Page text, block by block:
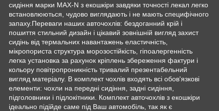
сидіння марки MAX-N з екошкіри завдяки точності лекал легко
встановлюються, чудово виглядають і не мають специфічного
запаху.Переваги наших авточохлів: бездоганний крій і
пошиття стильний дизайн і цікавий зовнішній вигляд захист
сидінь від термальних навантажень еластичність,
мікропориста структура морозостійкість, гіпоалергенність
легка установка за рахунок кріплень збереження фактури і
кольору повітропроникність тривалий презентабельний
вигляд матеріалу. В комплект чохлів входять всі обов'язкові
елементи: чохли на передні сидіння, задні сидіння,
підголовники і підлокітники. Комплект авточохлів з екошкіри
ідеально підійде саме під Ваш автомобіль, так як є